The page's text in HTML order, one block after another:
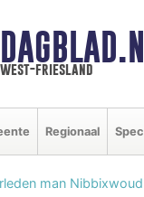
west-friesland
Regionaal
man